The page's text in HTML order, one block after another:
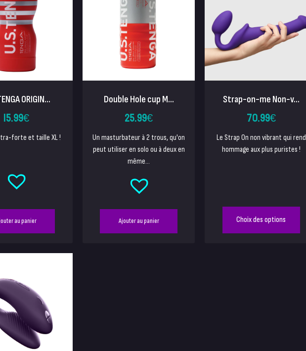
ORIGIN...
15.99€
forte et taille XL !
au panier
Double Hole cup M...
25.99€
Un masturbateur à 2 trous, qu'on
peut utiliser en solo ou à deux en
même...
Ajouter au panier
Strap-on-me Non-v...
70.99€
Le Strap On non vibrant qui rend
hommage aux plus puristes !
Choix des options